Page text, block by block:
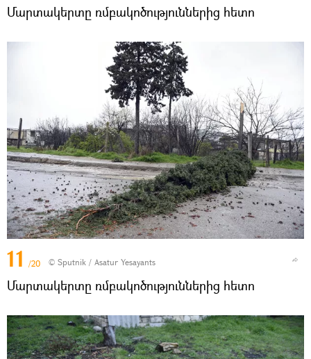
Մարտակերտը ռմբակոծություններից հետո
11 /20 © Sputnik / Asatur Yesayants
Մարտակերտը ռմբակոծություններից հետո